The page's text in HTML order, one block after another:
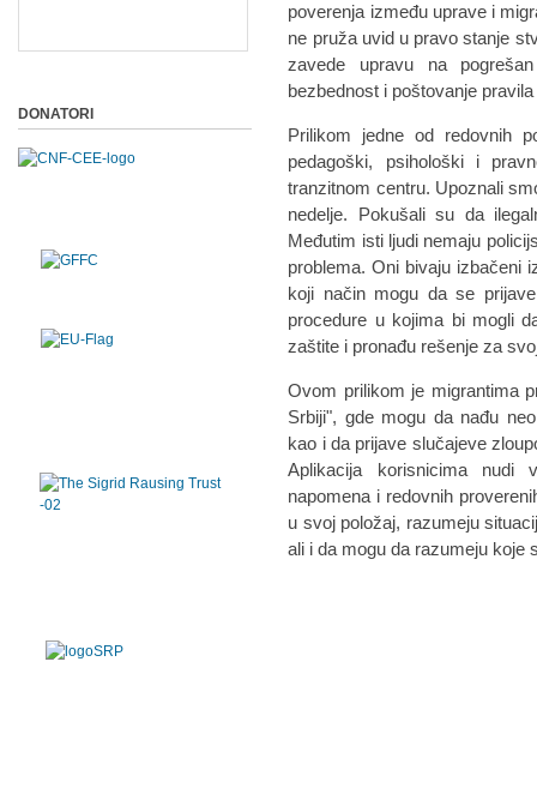
poverenja između uprave i
ne pruža uvid u pravo stanje
zavede upravu na
bezbednost i poštovanje
Prilikom jedne od redovnih
pedagoški, psihološki i
tranzitnom centru. Upoznali
nedelje. Pokušali su da
Međutim isti ljudi nemaju
problema. Oni bivaju izbačeni
koji način mogu da se
procedure u kojima bi mogli
zaštite i pronađu rešenje za
Ovom prilikom je migrantima
Srbiji", gde mogu da nađu
kao i da prijave slučajeve
Aplikacija korisnicima nudi
napomena i redovnih
u svoj položaj, razumeju
ali i da mogu da razumeju
DONATORI